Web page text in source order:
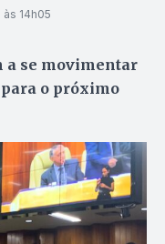
14h05
a se movimentar
o próximo